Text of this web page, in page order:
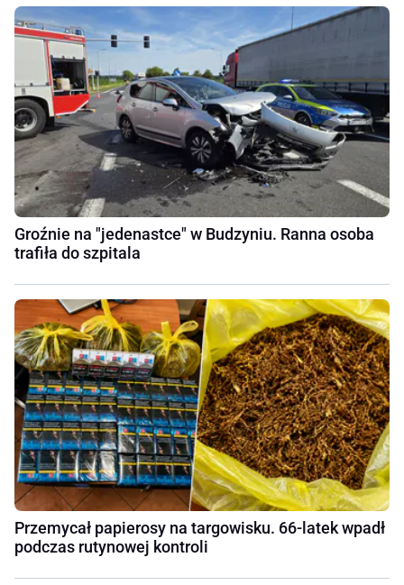
Groźnie na "jedenastce" w Budzyniu. Ranna osoba
trafiła do szpitala
Przemycał papierosy na targowisku. 66-latek wpadł
podczas rutynowej kontroli